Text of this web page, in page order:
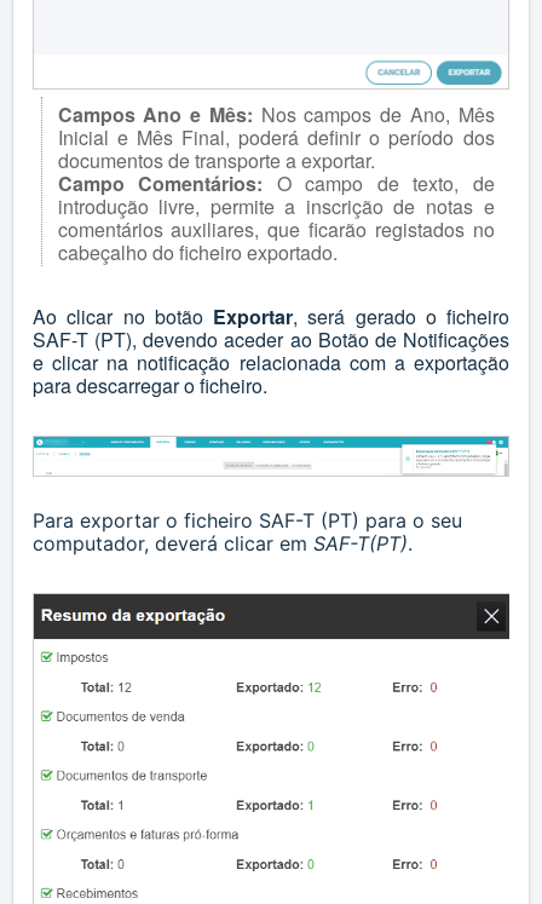
Campos Ano e Mês: Nos campos de Ano, Mês
Inicial e Mês Final, poderá definir o período dos
documentos de transporte a exportar.
Campo Comentários: O campo de texto, de
introdução livre, permite a inscrição de notas e
comentários auxiliares, que ficarão registados no
cabeçalho do ficheiro exportado.
Ao clicar no botão Exportar, será gerado o ficheiro
SAF-T (PT), devendo aceder ao Botão de Notificações
e clicar na notificação relacionada com a exportação
para descarregar o ficheiro.
Para exportar o ficheiro SAF-T (PT) para o seu
computador, deverá clicar em SAF-T(PT).